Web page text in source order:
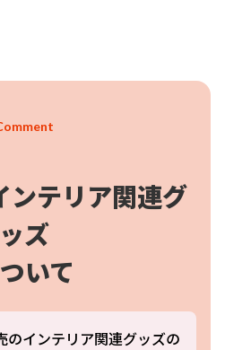
ンテリア関連グ
ッズ
いて
のインテリア関連グッズの